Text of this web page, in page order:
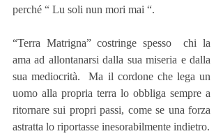
perché “ Lu soli nun mori mai “.
“Terra Matrigna” costringe spesso  chi la
ama ad allontanarsi dalla sua miseria e dalla
sua mediocrità.  Ma il cordone che lega un
uomo alla propria terra lo obbliga sempre a
ritornare sui propri passi, come se una forza
astratta lo riportasse inesorabilmente indietro.